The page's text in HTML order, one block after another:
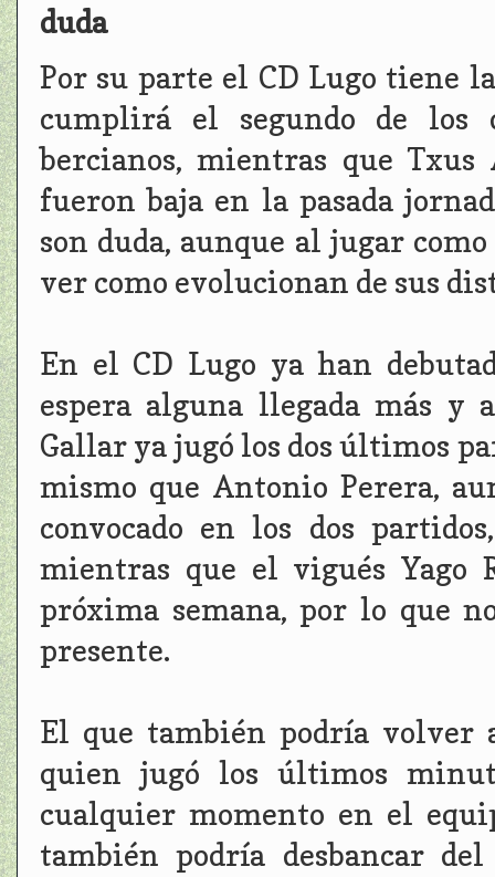
duda
Por su parte el CD Lugo tiene
cumplirá el segundo de los
bercianos, mientras que
fueron baja en la pasada
son duda, aunque al jugar
ver como evolucionan de sus
En el CD Lugo ya han
espera alguna llegada más y
Gallar ya jugó los dos últimos
mismo que Antonio Perera,
convocado en los dos
mientras que el vigués Yago
próxima semana, por lo que
presente.
El que también podría volver
quien jugó los últimos
cualquier momento en el
también podría desbancar